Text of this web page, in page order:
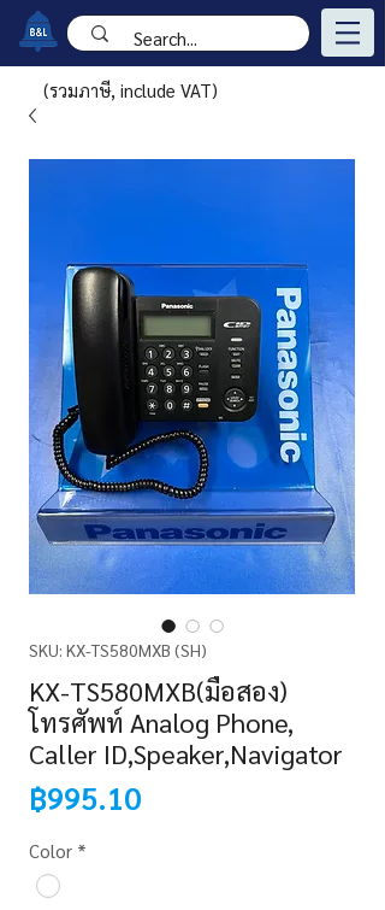
SKU: KX-TS580MXB (SH)
KX-TS580MXB(มือสอง)
โทรศัพท์ Analog Phone,
Caller ID,Speaker,Navigator
฿995.10Price
Color *
(รวมภาษี, include VAT)